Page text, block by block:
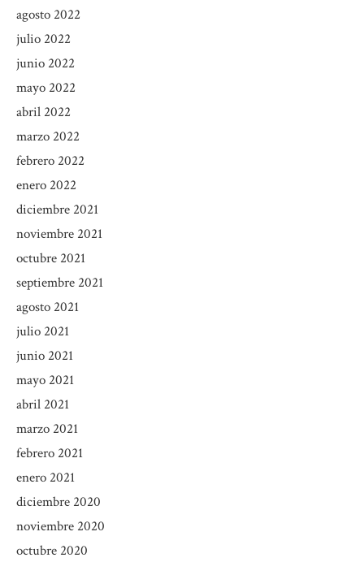
agosto 2022
julio 2022
junio 2022
mayo 2022
abril 2022
marzo 2022
febrero 2022
enero 2022
diciembre 2021
noviembre 2021
octubre 2021
septiembre 2021
agosto 2021
julio 2021
junio 2021
mayo 2021
abril 2021
marzo 2021
febrero 2021
enero 2021
diciembre 2020
noviembre 2020
octubre 2020